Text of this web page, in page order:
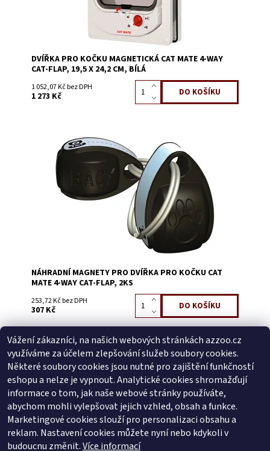
DVÍŘKA PRO KOČKU MAGNETICKÁ CAT MATE 4-WAY
CAT-FLAP, 19,5 X 24,2 CM, BÍLÁ
1 052,07 Kč bez DPH
1 273 Kč
Dostupnost:
Skladem 3
58505B
NÁHRADNÍ MAGNETY PRO DVÍŘKA PRO KOČKU CAT
MATE 4-WAY CAT-FLAP, 2KS
253,72 Kč bez DPH
307 Kč
Buďte první, kdo napíše příspěvek k této položce.
Přidat komentář
Buďte první, kdo napíše příspěvek k této položce.
Přidat hodnocení
Zboží.cz | Heureka.cz
Vážení zákazníci, na našich webových stránkách azzoo.cz
využíváme za účelem zlepšování služeb soubory cookies.
Některé soubory cookies jsou nutné pro zajištění funkčností
eshopu a nelze je vypnout. Analytické cookies shromažďují
informace o tom, jak naše webové stránky používáte,
abychom mohli vylepšovat jejich vzhled, obsah a funkce.
Marketingové cookies slouží pro personalizaci obsahu a
reklam. Nastavení cookies můžete nyní nebo kdykoli v
budoucnu změnit.Více informací